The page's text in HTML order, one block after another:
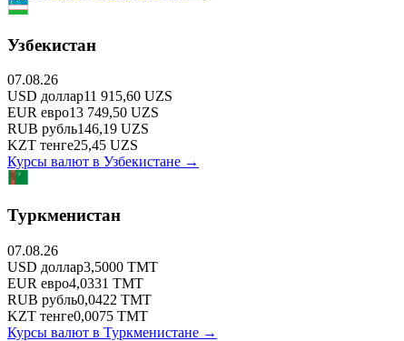
Узбекистан
07.08.26
USD доллар11 915,60 UZS
EUR евро13 749,50 UZS
RUB рубль146,19 UZS
KZT тенге25,45 UZS
Курсы валют в Узбекистане →
Туркменистан
07.08.26
USD доллар3,5000 TMT
EUR евро4,0331 TMT
RUB рубль0,0422 TMT
KZT тенге0,0075 TMT
Курсы валют в Туркменистане →